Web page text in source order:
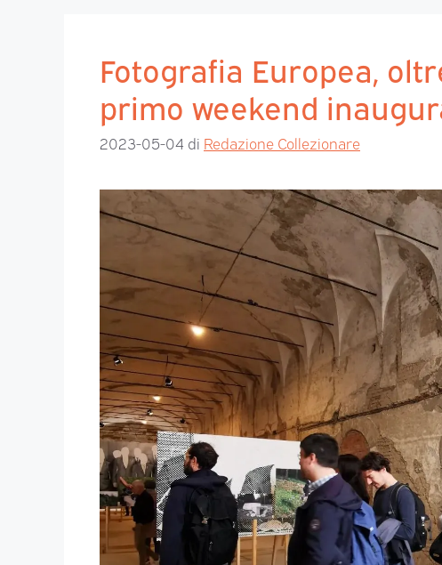
Fotografia Europea,
primo weekend
2023-05-04 di Redazione Collezionare